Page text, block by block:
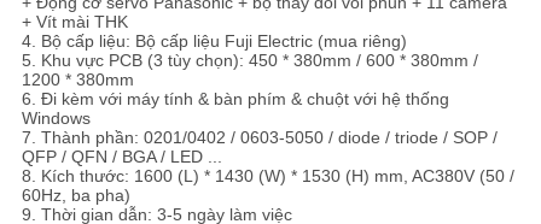
TRANG
WEB
CHÍNH
SÁCH
+ Vít mài THK
4. Bộ cấp liệu: Bộ cấp liệu Fuji Electric (mua riêng)
5. Khu vực PCB (3 tùy chọn): 450 * 380mm / 600 * 380mm /
1200 * 380mm
6. Đi kèm với máy tính & bàn phím & chuột với hệ thống
Windows
7. Thành phần: 0201/0402 / 0603-5050 / diode / triode / SOP /
QFP / QFN / BGA / LED ...
8. Kích thước: 1600 (L) * 1430 (W) * 1530 (H) mm, AC380V (50 /
60Hz, ba pha)
9. Thời gian dẫn: 3-5 ngày làm việc